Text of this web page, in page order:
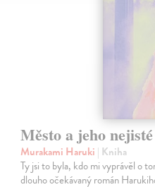
Město a jeho
Murakami Haruki | Kniha
Ty jsi to byla, kdo mi vyprávěl o
dlouho očekávaný román